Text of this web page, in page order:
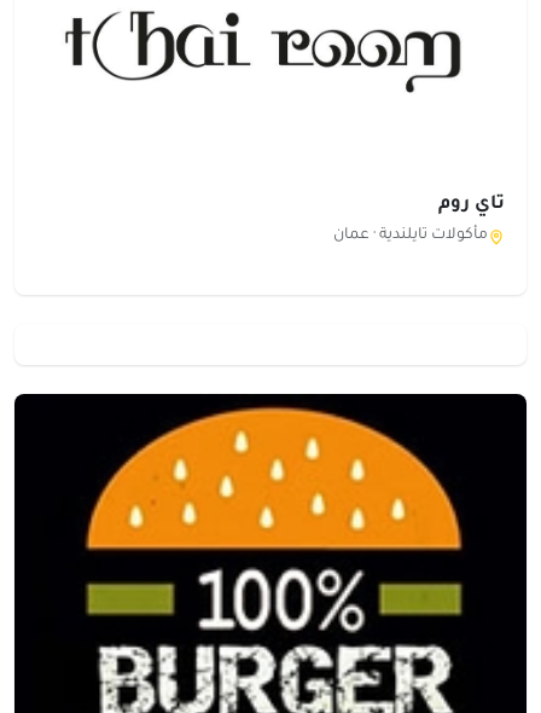
تاي روم
مأكولات تايلندية · عمان